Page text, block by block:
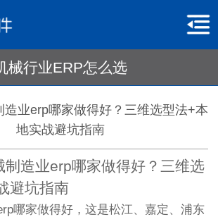
械行业ERP怎么选
造业erp哪家做得好？三维选型法+本
地实战避坑指南
制造业erp哪家做得好？三维选
避坑指南
哪家做得好，这是松江、嘉定、浦东